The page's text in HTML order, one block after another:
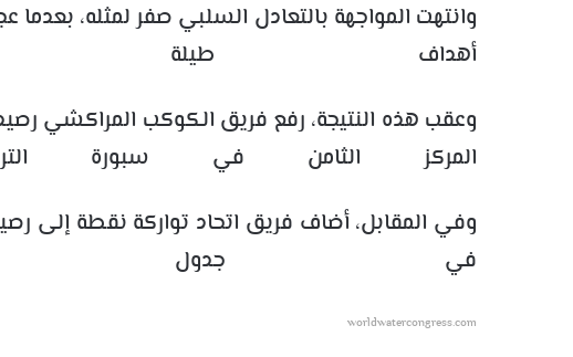
وانتهت المواجهة بالتعادل السلبي صفر لمثله، بعدما
أهداف طيلة
المركز الثامن في سبورة
في جدول
worldwatercongress.com